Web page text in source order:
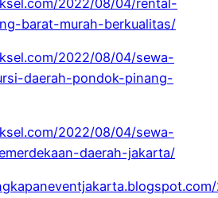
barat-murah-berkualitas/
2022/08/04/sewa-
daerah-pondok-pinang-
2022/08/04/sewa-
daerah-jakarta/